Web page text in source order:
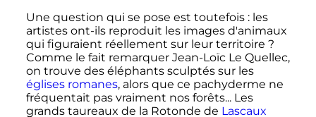
Une question qui se pose est toutefois : les
artistes ont-ils reproduit les images d'animaux
qui figuraient réellement sur leur territoire ?
Comme le fait remarquer Jean-Loïc Le Quellec,
on trouve des éléphants sculptés sur les
églises romanes, alors que ce pachyderme ne
fréquentait pas vraiment nos forêts... Les
grands taureaux de la Rotonde de Lascaux